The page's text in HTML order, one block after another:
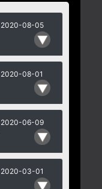
2020-08-05
2020-08-01
2020-06-09
2020-03-01